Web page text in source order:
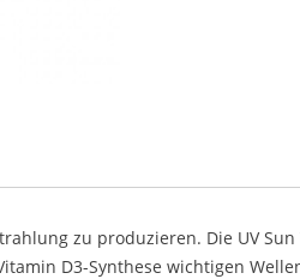
zu produzieren. Die UV
D3-Synthese wichtigen